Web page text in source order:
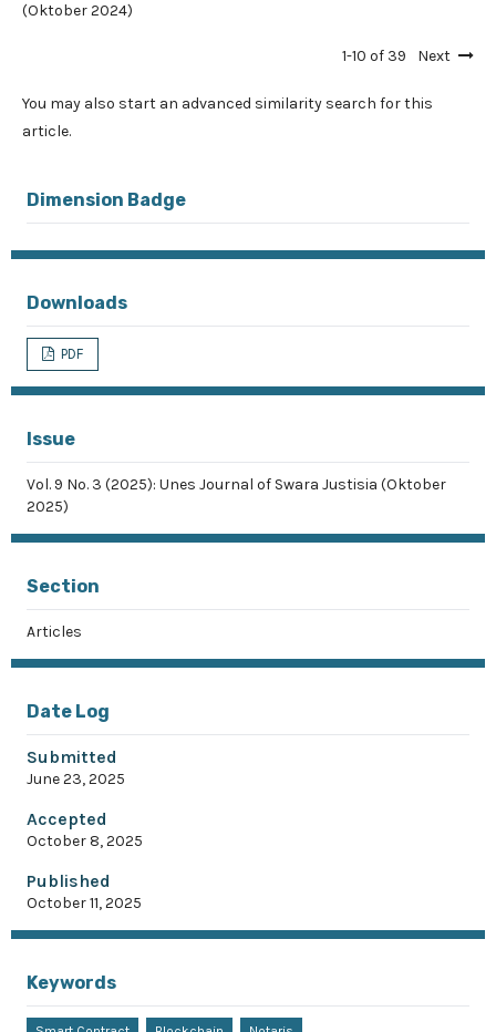
(Oktober 2024)
1-10 of 39 Next
You may also start an advanced similarity search for this
article.
Dimension Badge
Downloads
PDF
Issue
Vol. 9 No. 3 (2025): Unes Journal of Swara Justisia (Oktober
2025)
Section
Articles
Date Log
Submitted
June 23, 2025
Accepted
October 8, 2025
Published
October 11, 2025
Keywords